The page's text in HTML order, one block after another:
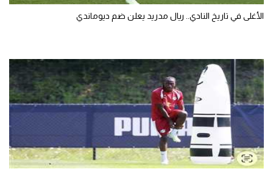
الأغلى في تاريخ النادي.. ريال مدريد يعلن ضم ديوماندي